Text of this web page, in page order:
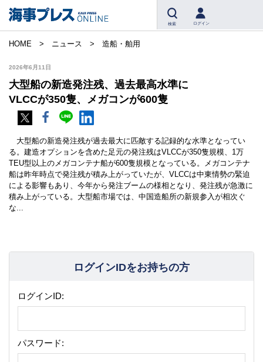
検索 ログイン
HOME ニュース 造船・舶用
2026年6月11日
大型船の新造発注残、過去最高水準に
VLCCが350隻、メガコンが600隻
大型船の新造発注残が過去最大に匹敵する記録的な水準となってい
る。建造オプションを含めた足元の発注残はVLCCが350隻規模、1万
TEU型以上のメガコンテナ船が600隻規模となっている。メガコンテナ
船は昨年時点で発注残が積み上がっていたが、VLCCは中東情勢の緊迫
による影響もあり、今年から発注ブームの様相となり、発注残が急激に
積み上がっている。大型船市場では、中国造船所の新規参入が相次ぐ
な...
ログインIDをお持ちの方
ログインID:
パスワード: